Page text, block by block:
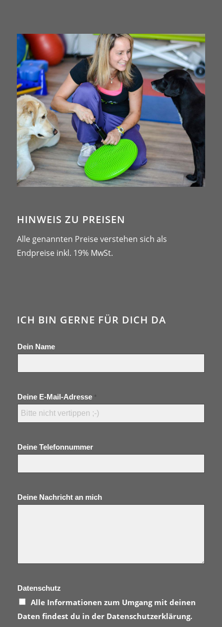
HINWEIS ZU PREISEN
Alle genannten Preise verstehen sich als
Endpreise inkl. 19% MwSt.
ICH BIN GERNE FÜR DICH DA
Dein Name
Deine E-Mail-Adresse *
Deine Telefonnummer
Deine Nachricht an mich
Datenschutz
Alle Informationen zum Umgang mit deinen
Daten findest du in der Datenschutzerklärung.